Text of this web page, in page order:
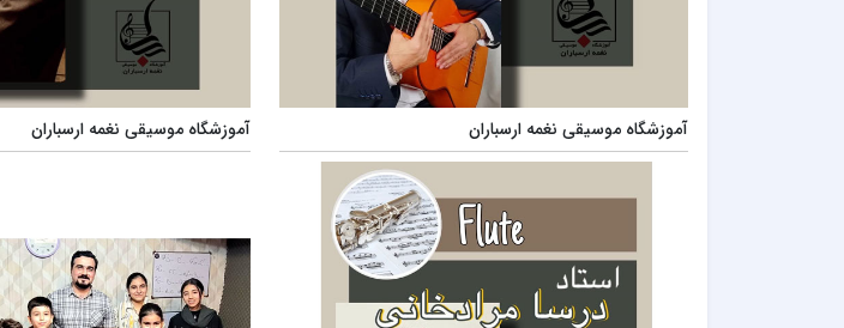
آموزشگاه موسیقی نغمه ارسباران آموزشگاه موسیقی نغمه ارسباران